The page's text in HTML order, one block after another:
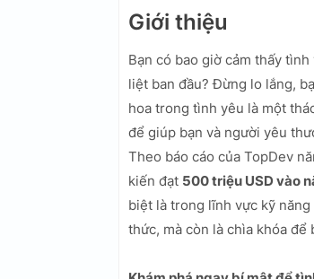
Giới thiệu
Bạn có bao giờ cảm thấy
liệt ban đầu? Đừng lo lắng,
hoa trong tình yêu là một
để giúp bạn và người yêu
Theo báo cáo của TopDev
kiến đạt 500 triệu USD vào
biệt là trong lĩnh vực kỹ
thức, mà còn là chìa khóa